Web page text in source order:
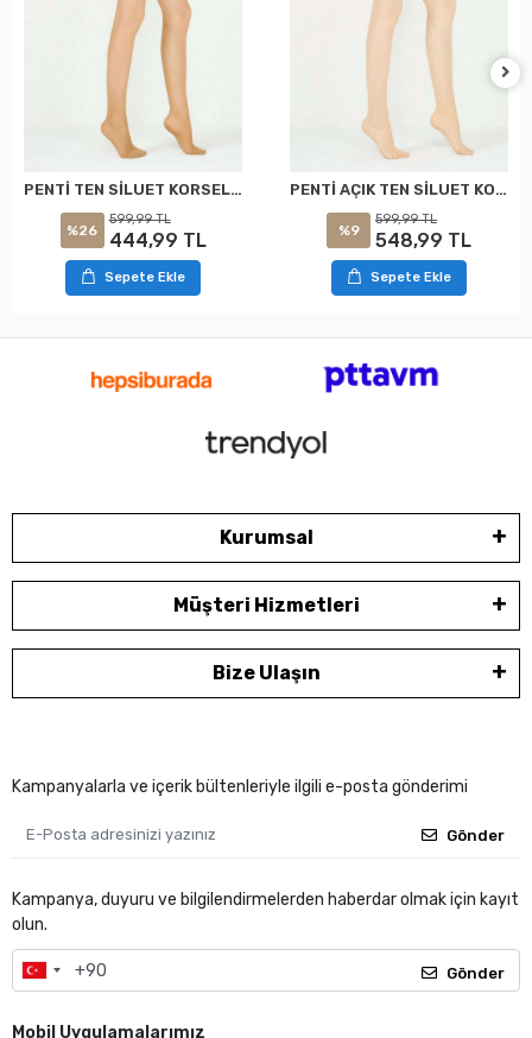
PENTİ TEN SİLUET KORSELİ KÜLOTLU ÇORAP XXL
%26
599,99 TL
444,99 TL
Sepete Ekle
PENTİ AÇIK TEN SİLUET KORSELİ KÜLOTLU ÇORAP XXL
%9
599,99 TL
548,99 TL
Sepete Ekle
Kurumsal
Müşteri Hizmetleri
Bize Ulaşın
Kampanyalarla ve içerik bültenleriyle ilgili e-posta gönderimi
Gönder
Kampanya, duyuru ve bilgilendirmelerden haberdar olmak için kayıt
olun.
Gönder
Mobil Uygulamalarımız